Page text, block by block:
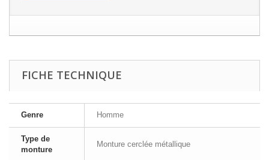
FICHE TECHNIQUE
Genre Homme
Type de
monture
Monture cerclée métallique